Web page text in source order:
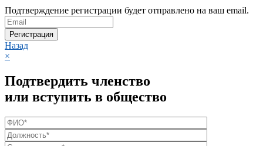
Подтверждение регистрации будет отправлено на ваш email.
Регистрация
Назад
×
Подтвердить членство
или вступить в общество